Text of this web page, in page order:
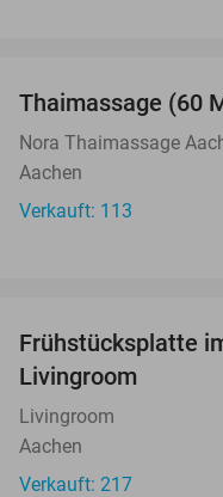
Thaimassage (60
Nora Thaimassage
Aachen
Verkauft: 113
Frühstücksplatte
Livingroom
Livingroom
Aachen
Verkauft: 217